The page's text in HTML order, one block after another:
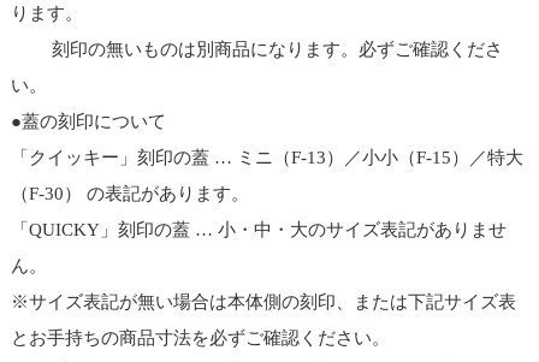
ります。
刻印の無いものは別商品になります。必ずご確認くださ
い。
●蓋の刻印について
「クイッキー」刻印の蓋 … ミニ（F-13）／小小（F-15）／特大
（F-30） の表記があります。
「QUICKY」刻印の蓋 … 小・中・大のサイズ表記がありませ
ん。
※サイズ表記が無い場合は本体側の刻印、または下記サイズ表
とお手持ちの商品寸法を必ずご確認ください。